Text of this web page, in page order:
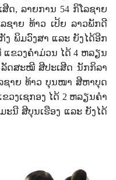
ສີດ,ລາຍການ 54 ກິໂລຊາຍ
ລຊາຍ ທ້າວ ເປ້ຍ ລາວພັກດີ
ງ ພິມວົງສາ ແລະ ຍັງໄດ້ອີກ
ແຂວງຄຳມ່ວນ ໄດ້ 4 ຫລຽນ
ລັດສະໝີ ສີປະເສີດ ນັກກິລາ
ຊາຍ ທ້າວ ບຸນໜາ ສີຫາບຸດ
ຂວງເຊກອງ ໄດ້ 2 ຫລຽນຄຳ
ະນີ ສີບຸນເຮືອງ ແລະ ຍັງໄດ້